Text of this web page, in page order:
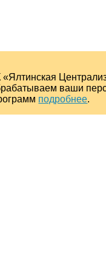
ваши
подробнее.